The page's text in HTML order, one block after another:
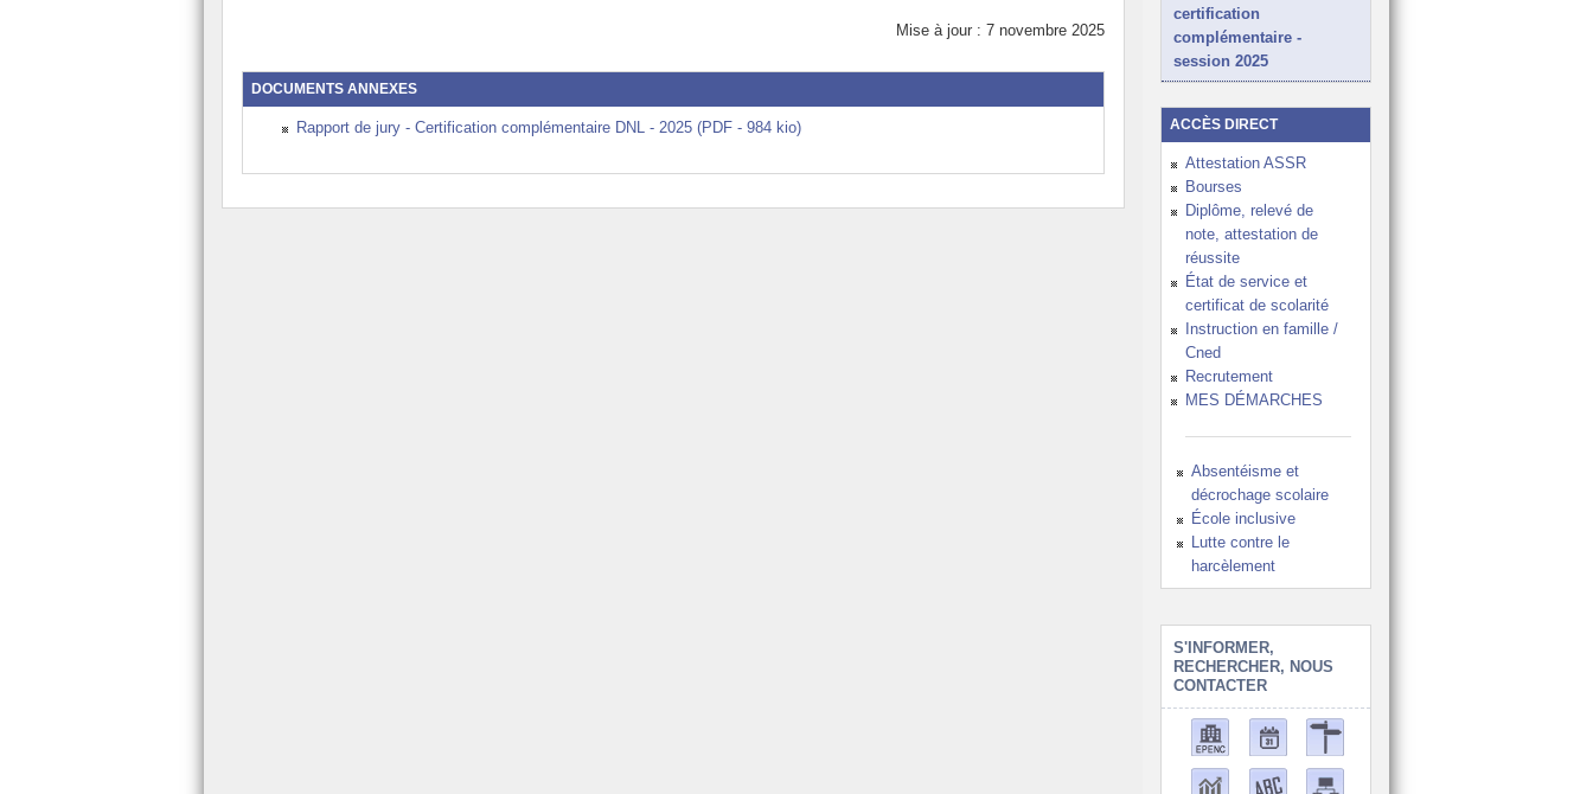
Mise à jour : 7 novembre 2025
DOCUMENTS ANNEXES
Rapport de jury - Certification complémentaire DNL - 2025 (PDF - 984 kio)
certification
complémentaire -
session 2025
ACCÈS DIRECT
Attestation ASSR
Bourses
Diplôme, relevé de
note, attestation de
réussite
État de service et
certificat de scolarité
Instruction en famille /
Cned
Recrutement
MES DÉMARCHES
Absentéisme et
décrochage scolaire
École inclusive
Lutte contre le
harcèlement
S'INFORMER,
RECHERCHER, NOUS
CONTACTER